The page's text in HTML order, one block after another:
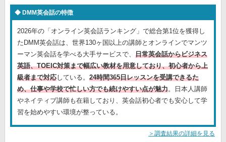
DMM英会話の特徴
2026年の「オンライン英会話ランキング」で総合第1位を獲得し
たDMM英会話は、世界130ヶ国以上の講師とオンラインでマンツ
ーマン英会話を学べる大手サービスで、 日常英会話からビジネス
英語、TOEIC対策まで幅広い教材を用意しており、初心者から上
級者まで対応している。 24時間365日レッスンを受講できるた
め、仕事や学校で忙しい方でも続けやすい点が魅力。日本人講師
やネイティブ講師も在籍しており、英会話初心者でも安心して学
習を始めやすい環境が整っている。
＞調査結果の詳細を見る